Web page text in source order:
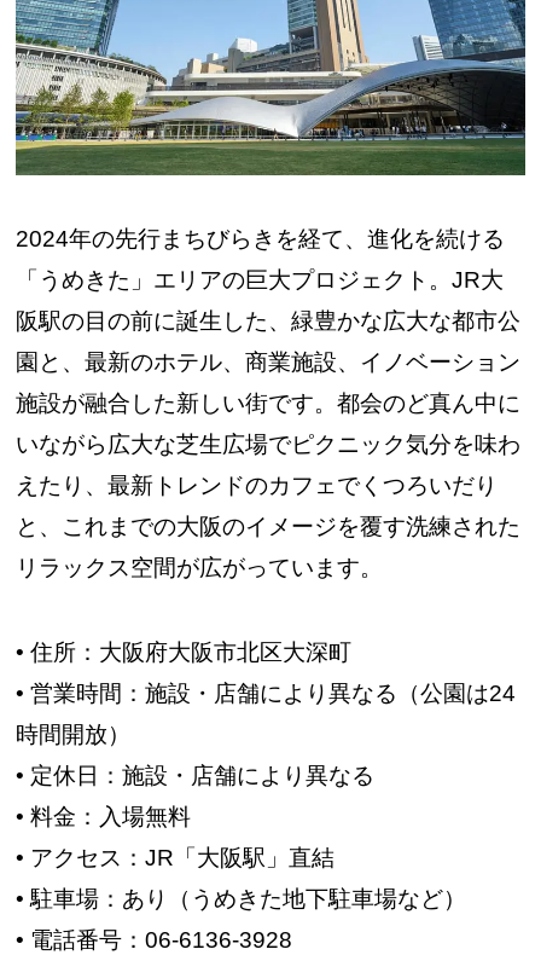
2024年の先行まちびらきを経て、進化を続ける
「うめきた」エリアの巨大プロジェクト。JR大
阪駅の目の前に誕生した、緑豊かな広大な都市公
園と、最新のホテル、商業施設、イノベーション
施設が融合した新しい街です。都会のど真ん中に
いながら広大な芝生広場でピクニック気分を味わ
えたり、最新トレンドのカフェでくつろいだり
と、これまでの大阪のイメージを覆す洗練された
リラックス空間が広がっています。
• 住所：大阪府大阪市北区大深町
• 営業時間：施設・店舗により異なる（公園は24
時間開放）
• 定休日：施設・店舗により異なる
• 料金：入場無料
• アクセス：JR「大阪駅」直結
• 駐車場：あり（うめきた地下駐車場など）
• 電話番号：06-6136-3928